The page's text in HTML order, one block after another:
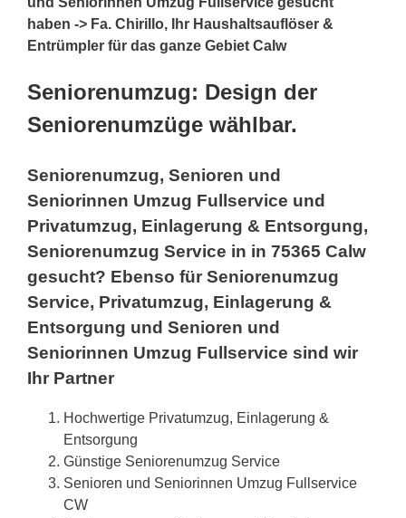
haben -> Fa. Chirillo, Ihr Haushaltsauflöser &
Entrümpler für das ganze Gebiet Calw
Seniorenumzug: Design der
Seniorenumzüge wählbar.
Seniorenumzug, Senioren und
Seniorinnen Umzug Fullservice und
Privatumzug, Einlagerung & Entsorgung,
Seniorenumzug Service in in 75365 Calw
gesucht? Ebenso für Seniorenumzug
Service, Privatumzug, Einlagerung &
Entsorgung und Senioren und
Seniorinnen Umzug Fullservice sind wir
Ihr Partner
Hochwertige Privatumzug, Einlagerung &
Entsorgung
Günstige Seniorenumzug Service
Senioren und Seniorinnen Umzug Fullservice
CW